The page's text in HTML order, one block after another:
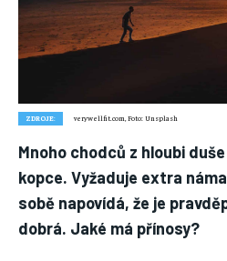
Nic není tak důležité, jako
styl, zahrnující nejnovější
přínosné zdravotní praktiky,
vyváženou stravu.
ZDRAVÍ
DĚTI
ZDROJE: verywellfit.com, Foto: Unsplash
Mnoho chodců z hloubi
kopce. Vyžaduje extra
sobě napovídá, že je
dobrá. Jaké má přínosy?